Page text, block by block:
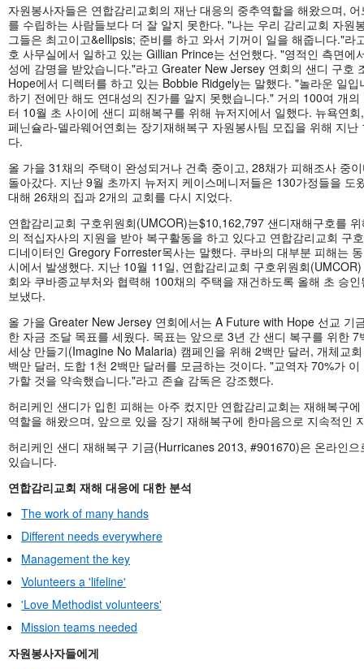
자원봉사자들은 연합감리교회의 재난 대응의 중추역할을 해왔으며,
를 수립하는 사람들보다 더 잘 알지 못한다. "나는 우리 감리교회 자원
그들은 최고이고&ellipsis; 준비를 하고 와서 기꺼이 일을 해줍니다."라
호 사무실에서 일하고 있는 Gillian Prince는 선언했다. "영적인 측면에
성에 감명을 받았습니다."라고 Greater New Jersey 연회의 샌디 구호
Hope에서 디렉터를 하고 있는 Bobbie Ridgely는 말했다. "놀라운 일
하기 전에만 해도 연대성의 진가를 알지 못했습니다." 거의 100여 개
터 10월 초 사이에 샌디 피해복구를 위해 뉴저지에서 일했다. 뉴욕연
페닌슐라-델라웨어연회는 장기재해복구 자원봉사팀 모집을 위해 지난
다.
올 가을 31채의 주택이 완성되거나 건축 중이고, 28채가 피해조사 중
돌아갔다. 지난 9월 초까지 뉴저지 케이스메니저들은 130가정들을 도
대해 26채의 집과 2개의 교회를 다시 지었다.
연합감리교회 구호위원회(UMCOR)는$10,162,797 샌디재해구호를
의 적십자사의 지원을 받아 복구활동을 하고 있다고 연합감리교회 구
디네이터인 Gregory Forrester목사는 말했다. 쿠바의 대부분 피해는
시에서 발생했다. 지난 10월 11일, 연합감리교회 구호위원회
회와 쿠바종교부처와 협력해 100채의 주택을 재건하도록 올해 초 승
보냈다.
올 가을 Greater New Jersey 연회에서는 A Future with Hope 선교 기
한 자금 조달 목표를 세웠다. 목표는 앞으로 3년 간 샌디 복구를 위한
세상 만들기(Imagine No Malaria) 캠페인을 위해 2백만 달러, 개체교
백만 달러, 도합 1천 2백만 달러를 모금하는 것이다. "교역자 70%가
가할 것을 약속했습니다."라고 존숄 감독은 강조했다.
허리케인 샌디가 입힌 피해는 아주 컸지만 연합감리교회는 재해복구
역할을 해왔으며, 앞으로 있을 장기 재해복구에 한마음으로 지속적인
허리케인 샌디 재해복구 기금(Hurricanes 2013, #901670)은 온라인
있습니다.
연합감리교회 재해 대응에 대한 분석
The work of many hands
Different needs everywhere
Management the key
Volunteers a 'lifeline'
'Love Methodist volunteers'
Mission teams needed
자원봉사자들에게